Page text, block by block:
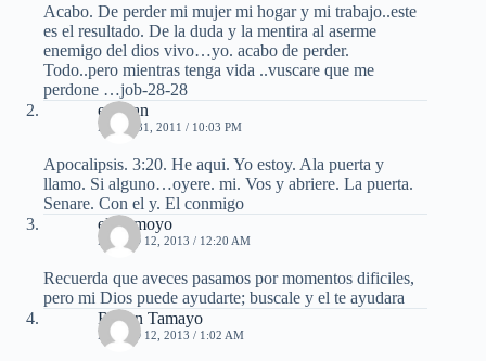
Acabo. De perder mi mujer mi hogar y mi trabajo..este
es el resultado. De la duda y la mentira al aserme
enemigo del dios vivo…yo. acabo de perder.
Todo..pero mientras tenga vida ..vuscare que me
perdone …job-28-28
esteban
MAYO 31, 2011 / 10:03 PM
Apocalipsis. 3:20. He aqui. Yo estoy. Ala puerta y
llamo. Si alguno…oyere. mi. Vos y abriere. La puerta.
Senare. Con el y. El conmigo
elmismoyo
MARZO 12, 2013 / 12:20 AM
Recuerda que aveces pasamos por momentos dificiles,
pero mi Dios puede ayudarte; buscale y el te ayudara
Ruben Tamayo
MARZO 12, 2013 / 1:02 AM